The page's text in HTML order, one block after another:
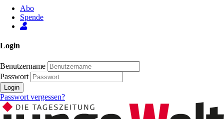
Abo
Spende
Login
Benutzername
Passwort
Login
Passwort vergessen?